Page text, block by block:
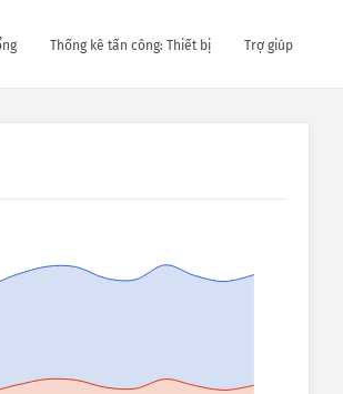
Thống kê tấn công: Thiết bị Trợ giúp